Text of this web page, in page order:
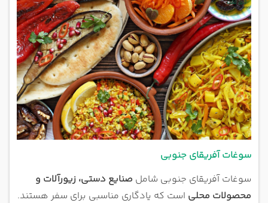
سوغات آفریقای جنوبی
سوغات آفریقای جنوبی شامل صنایع دستی، زیورآلات و
محصولات محلی است که یادگاری مناسبی برای سفر هستند.